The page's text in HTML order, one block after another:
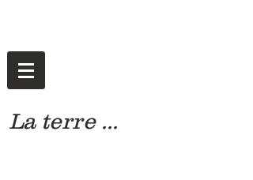
La terre ...